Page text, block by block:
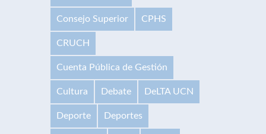
Consejo Superior CPHS
CRUCH
Cuenta Pública de Gestión
Cultura Debate DeLTA UCN
Deporte Deportes